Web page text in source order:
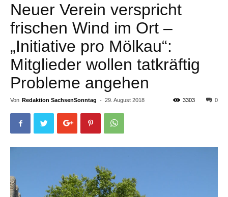
Neuer Verein verspricht
frischen Wind im Ort –
„Initiative pro Mölkau“:
Mitglieder wollen tatkräftig
Probleme angehen
Von Redaktion SachsenSonntag - 29. August 2018 0
3303